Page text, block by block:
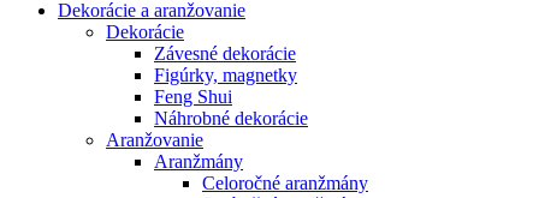
Dekorácie a aranžovanie
Dekorácie
Závesné dekorácie
Figúrky, magnetky
Feng Shui
Náhrobné dekorácie
Aranžovanie
Aranžmány
Celoročné aranžmány